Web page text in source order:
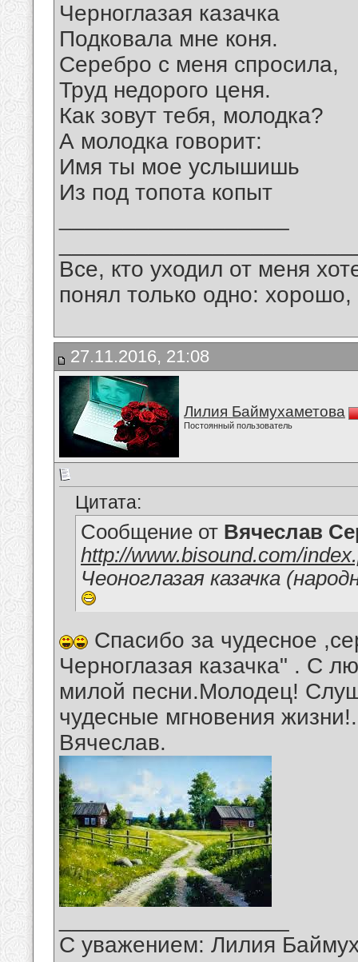
Черноглазая казачка
Подковала мне коня.
Серебро с меня спросила,
Труд недорого ценя.
Как зовут тебя, молодка?
А молодка говорит:
Имя ты мое услышишь
Из под топота копыт
Все, кто уходил от меня
понял только одно:
27.11.2016, 21:08
Лилия Баймухаметова
Постоянный пользователь
Цитата:
Сообщение от Вячеслав
http://www.bisound.com/
Чеоноглазая казачка
Спасибо за чудесное
Черноглазая казачка" . С
милой песни.Молодец!
чудесные мгновения
Вячеслав.
С уважением: Лилия